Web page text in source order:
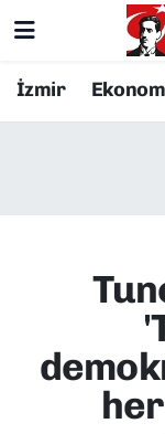
İzmirResmi
EKONOMİ
KÜLTÜR
MAGAZİN
Konak
Süper Lig
Tüm
Son
Haber